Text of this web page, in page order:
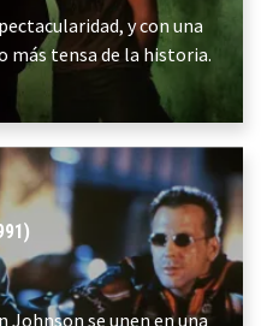
y con una
más tensa de la historia.
Johnson se unen en una